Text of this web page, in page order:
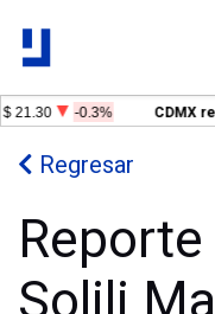
21.30 -0.3% CDMX
Regresar
Solili